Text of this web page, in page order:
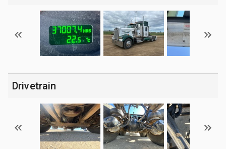
Drivetrain